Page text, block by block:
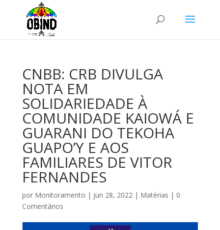
CNBB: CRB DIVULGA
NOTA EM
SOLIDARIEDADE À
COMUNIDADE KAIOWÁ E
GUARANI DO TEKOHA
GUAPO’Y E AOS
FAMILIARES DE VITOR
FERNANDES
por Monitoramento | jun 28, 2022| Matérias | 0
Comentários